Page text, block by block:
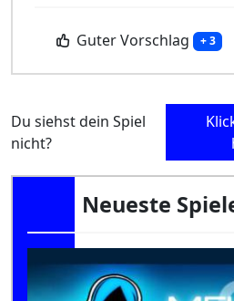
Guter Vorschlag + 3
Du siehst dein Spiel
nicht?
Neueste